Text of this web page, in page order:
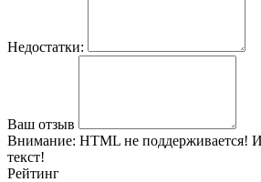
Недостатки:
Ваш отзыв
Внимание: HTML не поддерживается!
текст!
Рейтинг